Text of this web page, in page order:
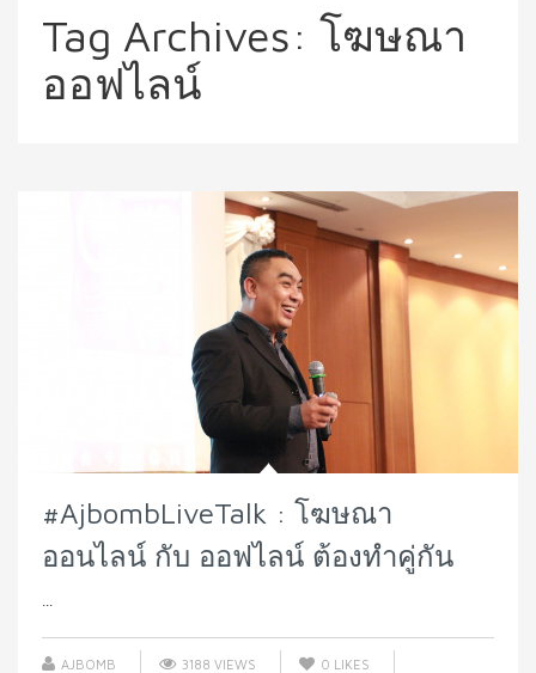
Tag Archives: โฆษณา
ออฟไลน์
#AjbombLiveTalk : โฆษณา
ออนไลน์ กับ ออฟไลน์ ต้องทำคู่กัน
AJBOMB 3188 VIEWS 0 LIKES